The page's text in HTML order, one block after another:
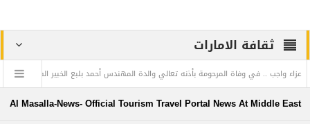
ثقافة الامارات
المرحومة بأذنه تعالي والدة المهندس أحمد بلبع الخبير الفندقي صاحب بلبع جروب
اللغة العربية في بهاء الخط العربي.. معارض مؤقتة بمناسبة الاحتفال باليوم العالمي للغة
Al Masalla-News- Official Tourism Travel Portal News At Middle East